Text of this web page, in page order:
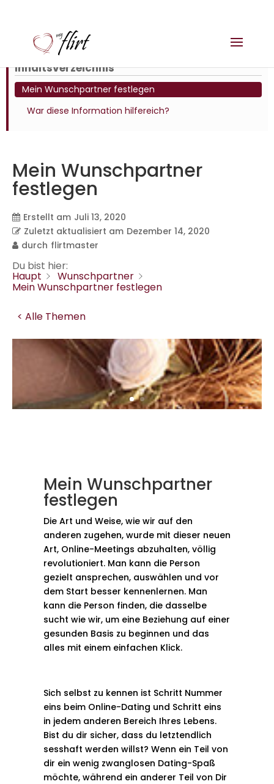
Mein Wunschpartner
festlegen
Erstellt am Juli 13, 2020
Zuletzt aktualisiert am Dezember 14, 2020
durch flirtmaster
Du bist hier:
Haupt Wunschpartner
Mein Wunschpartner festlegen
< Alle Themen
Mein Wunschpartner
festlegen
Die Art und Weise, wie wir auf den
anderen zugehen, wurde mit dieser neuen
Art, Online-Meetings abzuhalten, völlig
revolutioniert. Man kann die Person
gezielt ansprechen, auswählen und vor
dem Start besser kennenlernen. Man
kann die Person finden, die dasselbe
sucht wie wir, um eine Beziehung auf einer
gesunden Basis zu beginnen und das
alles mit einem einfachen Klick.
Sich selbst zu kennen ist Schritt Nummer
eins beim Online-Dating und Schritt eins
in jedem anderen Bereich Ihres Lebens.
Bist du dir sicher, dass du letztendlich
sesshaft werden willst? Wenn ein Teil von
dir ein wenig zwanglosen Dating-Spaß
möchte, während ein anderer Teil von Dir
Inhaltsverzeichnis
Mein Wunschpartner festlegen
War diese Information hilfereich?